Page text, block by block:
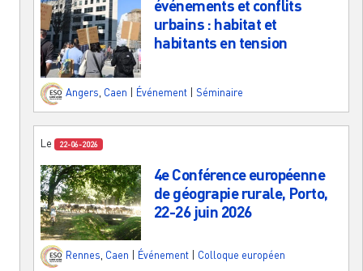
événements et conflits
urbains : habitat et
habitants en tension
Angers Caen Événement Séminaire
Le 22-06-2026
4e Conférence européenne
de géograpie rurale, Porto,
22-26 juin 2026
Rennes, Caen Événement Colloque européen